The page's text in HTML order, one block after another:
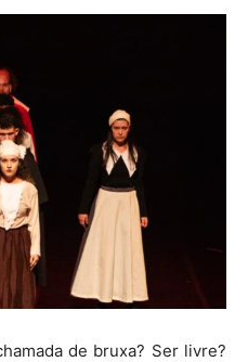
de bruxa? Ser livre?